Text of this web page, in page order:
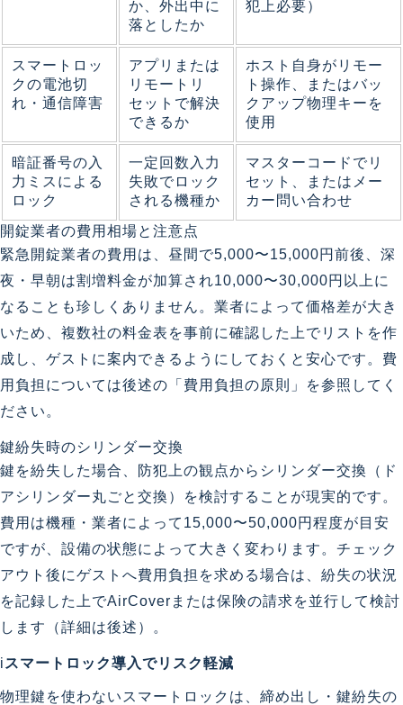
か、外出中に
落としたか
犯上必要）
スマートロッ
クの電池切
れ・通信障害
アプリまたは
リモートリ
セットで解決
できるか
ホスト自身がリモー
ト操作、またはバッ
クアップ物理キーを
使用
暗証番号の入
力ミスによる
ロック
一定回数入力
失敗でロック
される機種か
マスターコードでリ
セット、またはメー
カー問い合わせ
開錠業者の費用相場と注意点
緊急開錠業者の費用は、昼間で5,000〜15,000円前後、深
夜・早朝は割増料金が加算され10,000〜30,000円以上に
なることも珍しくありません。業者によって価格差が大き
いため、複数社の料金表を事前に確認した上でリストを作
成し、ゲストに案内できるようにしておくと安心です。費
用負担については後述の「費用負担の原則」を参照してく
ださい。
鍵紛失時のシリンダー交換
鍵を紛失した場合、防犯上の観点からシリンダー交換（ド
アシリンダー丸ごと交換）を検討することが現実的です。
費用は機種・業者によって15,000〜50,000円程度が目安
ですが、設備の状態によって大きく変わります。チェック
アウト後にゲストへ費用負担を求める場合は、紛失の状況
を記録した上でAirCoverまたは保険の請求を並行して検討
します（詳細は後述）。
i スマートロック導入でリスク軽減
物理鍵を使わないスマートロックは、締め出し・鍵紛失の